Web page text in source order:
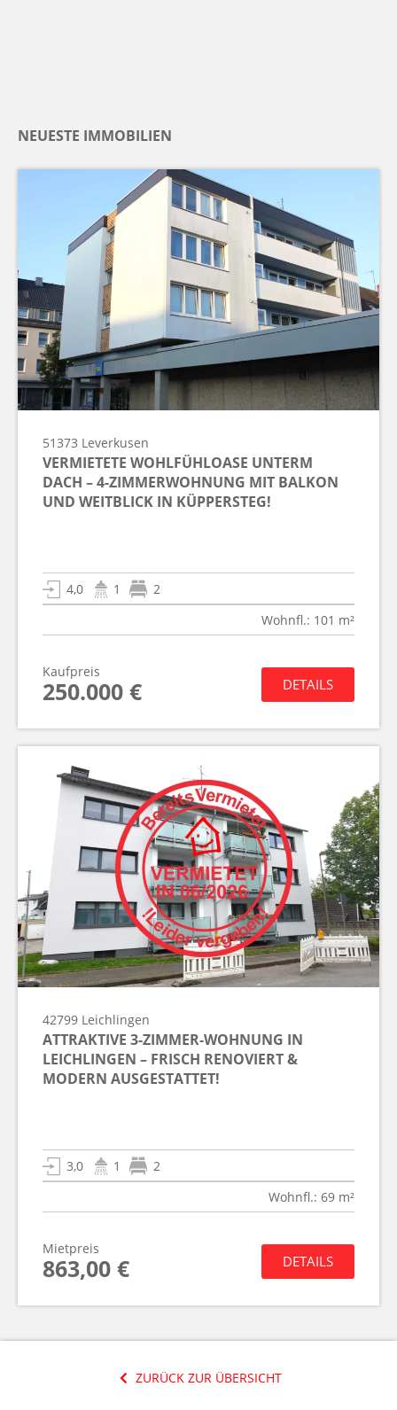
NEUESTE IMMOBILIEN
51373 Leverkusen
VERMIETETE WOHLFÜHLOASE UNTERM
DACH – 4-ZIMMERWOHNUNG MIT BALKON
UND WEITBLICK IN KÜPPERSTEG!
4,0 1
2
Wohnfl.: 101 m²
Kaufpreis
250.000 € DETAILS
42799 Leichlingen
ATTRAKTIVE 3-ZIMMER-WOHNUNG IN
LEICHLINGEN – FRISCH RENOVIERT &
MODERN AUSGESTATTET!
3,0 1
2
Wohnfl.: 69 m²
Mietpreis
863,00 € DETAILS
ZURÜCK ZUR ÜBERSICHT